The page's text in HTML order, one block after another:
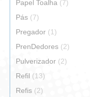
Papel Toalha (7)
Pás (7)
Pregador (1)
PrenDedores (2)
Pulverizador (2)
Refil (13)
Refis (2)